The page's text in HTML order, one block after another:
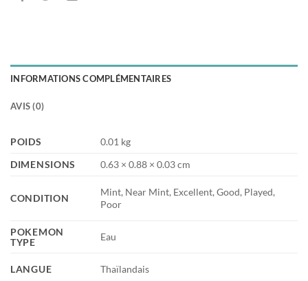
INFORMATIONS COMPLÉMENTAIRES
AVIS (0)
POIDS
0.01 kg
DIMENSIONS
0.63 × 0.88 × 0.03 cm
CONDITION
Mint, Near Mint, Excellent, Good, Played,
Poor
POKEMON
TYPE
Eau
LANGUE Thaïlandais